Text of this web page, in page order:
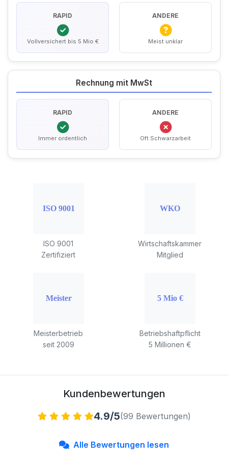
RAPID
Vollversichert bis 5 Mio €
ANDERE
Meist unklar
Rechnung mit MwSt
RAPID
Immer ordentlich
ANDERE
Oft Schwarzarbeit
ISO 9001
Zertifiziert
Wirtschaftskammer
Mitglied
Meisterbetrieb
seit 2009
Betriebshaftpflicht
5 Millionen €
Kundenbewertungen
4.9/5(99 Bewertungen)
Alle Bewertungen lesen